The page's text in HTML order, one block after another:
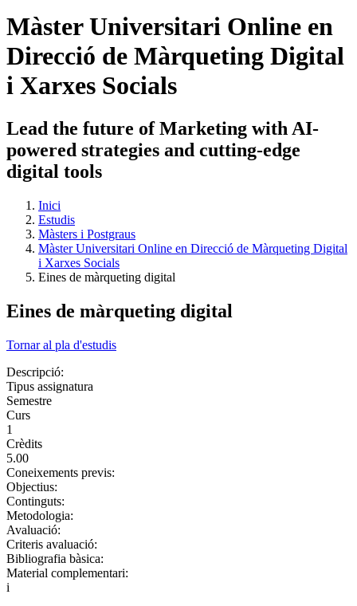
Màster Universitari Online en
Direcció de Màrqueting Digital
i Xarxes Socials
Lead the future of Marketing with AI-
powered strategies and cutting-edge
digital tools
Inici
Estudis
Màsters i Postgraus
Màster Universitari Online en Direcció de Màrqueting Digital
i Xarxes Socials
Eines de màrqueting digital
Eines de màrqueting digital
Tornar al pla d'estudis
Descripció:
Tipus assignatura
Semestre
Curs
1
Crèdits
5.00
Coneixements previs:
Objectius:
Continguts:
Metodologia:
Avaluació:
Criteris avaluació:
Bibliografia bàsica:
Material complementari:
i